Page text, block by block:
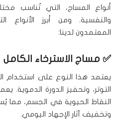
أنواع المساج، التي تُناسب
والنفسية. ومن أبرز الأنواع
المعتمدون لدينا:
✅ مساج الاسترخاء الكامل
يعتمد هذا النوع على استخدام
التوتر، وتحفيز الدورة الدموية.
النقاط الحيوية في الجسم، مما
وتخفيف آثار الإجهاد اليومي.